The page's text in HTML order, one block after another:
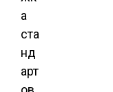
а
ста
нд
арт